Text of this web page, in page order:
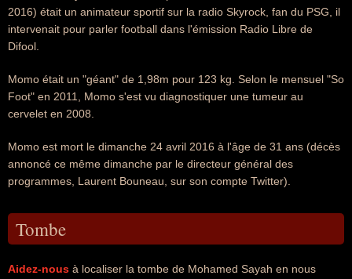
2016) était un animateur sportif sur la radio Skyrock, fan du PSG, il
intervenait pour parler football dans l'émission Radio Libre de
Difool.
Momo était un "géant" de 1,98m pour 123 kg. Selon le mensuel "So
Foot" en 2011, Momo s'est vu diagnostiquer une tumeur au
cervelet en 2008.
Momo est mort le dimanche 24 avril 2016 à l'âge de 31 ans (décès
annoncé ce même dimanche par le directeur général des
programmes, Laurent Bouneau, sur son compte Twitter).
Tombe
Aidez-nous à localiser la tombe de Mohamed Sayah en nous